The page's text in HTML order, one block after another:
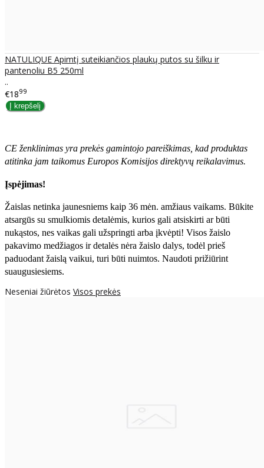
NATULIQUE Apimtį suteikiančios plaukų putos su šilku ir
pantenoliu B5 250ml
..
€1899
CE ženklinimas yra prekės gamintojo pareiškimas, kad produktas
atitinka jam taikomus Europos Komisijos direktyvų reikalavimus.
Įspėjimas!
Žaislas netinka jaunesniems kaip 36 mėn. amžiaus vaikams. Būkite
atsargūs su smulkiomis detalėmis, kurios gali atsiskirti ar būti
nukąstos, nes vaikas gali užspringti arba įkvėpti! Visos žaislо
pakavimo medžiagos ir detalės nėra žaislo dalys, todėl prieš
paduodant žaislą vaikui, turi būti nuimtos. Naudoti prižiūrint
suaugusiesiems.
Neseniai žiūrėtos Visos prekės